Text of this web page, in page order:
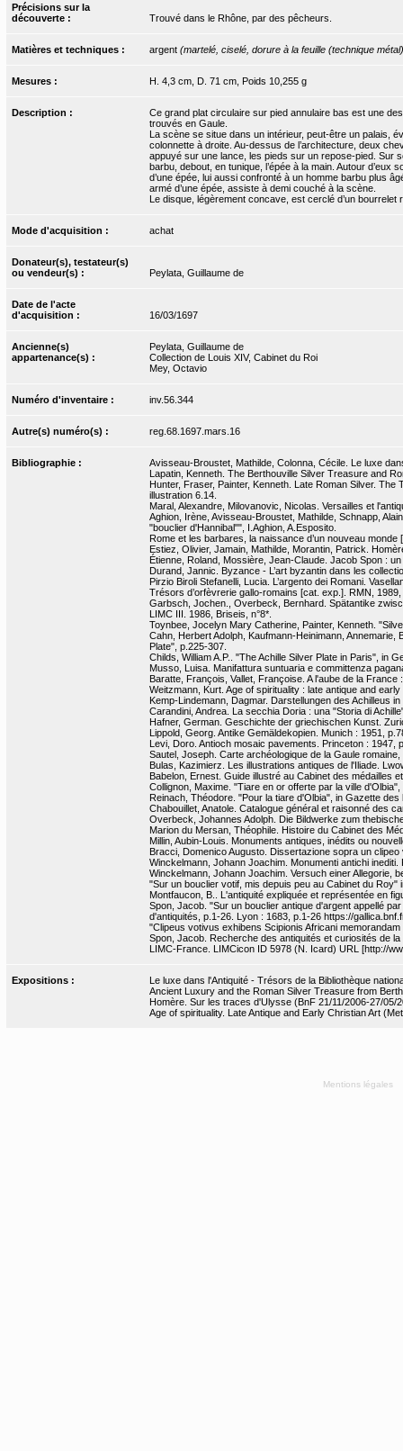
Précisions sur la
découverte :
Trouvé dans le Rhône, par des pêcheurs.
Matières et techniques : argent (martelé, ciselé, dorure à la feuille (technique
Mesures : H. 4,3 cm, D. 71 cm, Poids 10,255 g
Description :
Ce grand plat circulaire sur pied annulaire bas est une
trouvés en Gaule.
La scène se situe dans un intérieur, peut-être un palais,
colonnette à droite. Au-dessus de l’architecture, deux
appuyé sur une lance, les pieds sur un repose-pied. Sur
barbu, debout, en tunique, l’épée à la main. Autour
d’une épée, lui aussi confronté à un homme barbu plus
armé d’une épée, assiste à demi couché à la scène.
Le disque, légèrement concave, est cerclé d’un
Mode d'acquisition : achat
Donateur(s), testateur(s)
ou vendeur(s) :
Peylata, Guillaume de
Date de l'acte
d'acquisition :
16/03/1697
Ancienne(s)
appartenance(s) :
Peylata, Guillaume de
Collection de Louis XIV, Cabinet du Roi
Mey, Octavio
Numéro d'inventaire : inv.56.344
Autre(s) numéro(s) : reg.68.1697.mars.16
Bibliographie :
Avisseau-Broustet, Mathilde, Colonna, Cécile. Le luxe
Lapatin, Kenneth. The Berthouville Silver Treasure and
Hunter, Fraser, Painter, Kenneth. Late Roman Silver.
illustration 6.14.
Maral, Alexandre, Milovanovic, Nicolas. Versailles et
Aghion, Irène, Avisseau-Broustet, Mathilde, Schnapp,
"bouclier d'Hannibal"", I.Aghion, A.Esposito.
Rome et les barbares, la naissance d’un nouveau
Estiez, Olivier, Jamain, Mathilde, Morantin, Patrick.
Étienne, Roland, Mossière, Jean-Claude. Jacob Spon :
Durand, Jannic. Byzance - L’art byzantin dans les
Pirzio Biroli Stefanelli, Lucia. L’argento dei Romani.
Trésors d’orfèvrerie gallo-romains [cat. exp.]. RMN, 1989,
Garbsch, Jochen., Overbeck, Bernhard. Spätantike
LIMC III. 1986, Briseis, n°8*.
Toynbee, Jocelyn Mary Catherine, Painter, Kenneth.
Cahn, Herbert Adolph, Kaufmann-Heinimann,
Plate", p.225-307.
Childs, William A.P.. "The Achille Silver Plate in Paris", in
Musso, Luisa. Manifattura suntuaria e committenza
Baratte, François, Vallet, Françoise. A l'aube de la
Weitzmann, Kurt. Age of spirituality : late antique and
Kemp-Lindemann, Dagmar. Darstellungen des Achilleus
Carandini, Andrea. La secchia Doria : una "Storia di
Hafner, German. Geschichte der griechischen Kunst.
Lippold, Georg. Antike Gemäldekopien. Munich : 1951,
Levi, Doro. Antioch mosaic pavements. Princeton : 1947,
Sautel, Joseph. Carte archéologique de la Gaule
Bulas, Kazimierz. Les illustrations antiques de l'Iliade.
Babelon, Ernest. Guide illustré au Cabinet des médailles
Collignon, Maxime. "Tiare en or offerte par la ville
Reinach, Théodore. "Pour la tiare d'Olbia", in Gazette
Chabouillet, Anatole. Catalogue général et raisonné des
Overbeck, Johannes Adolph. Die Bildwerke zum
Marion du Mersan, Théophile. Histoire du Cabinet des
Millin, Aubin-Louis. Monuments antiques, inédits ou
Bracci, Domenico Augusto. Dissertazione sopra un
Winckelmann, Johann Joachim. Monumenti antichi inediti.
Winckelmann, Johann Joachim. Versuch einer Allegorie,
"Sur un bouclier votif, mis depuis peu au Cabinet du
Montfaucon, B.. L'antiquité expliquée et représentée en
Spon, Jacob. "Sur un bouclier antique d'argent appellé
d'antiquités, p.1-26. Lyon : 1683, p.1-26 https://
"Clipeus votivus exhibens Scipionis Africani
Spon, Jacob. Recherche des antiquités et curiosités de
LIMC-France. LIMCicon ID 5978 (N. Icard) URL [http://
Expositions :
Le luxe dans l'Antiquité - Trésors de la Bibliothèque
Ancient Luxury and the Roman Silver Treasure from
Homère. Sur les traces d'Ulysse (BnF 21/11/2006-27/05/
Age of spirituality. Late Antique and Early Christian Art
Mentions légales